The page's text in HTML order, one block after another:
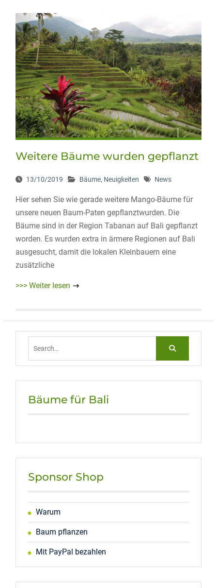
Weitere Bäume wurden gepflanzt
13/10/2019 Bäume, Neuigkeiten News
Hier sehen Sie wie gerade weitere Mango-Bäume für
unsere neuen Baum-Paten gepflanztwurden. Die
Bäume sind in der Region Tabanan auf Bali gepflanzt
worden. Es wurden extra in ärmere Regionen auf Bali
ausgesucht, damit die lokalen Kleinbauern eine
zusätzliche
>>> Weiter lesen
Bäume für Bali
Sponsor Shop
Warum
Baum pflanzen
Mit PayPal bezahlen